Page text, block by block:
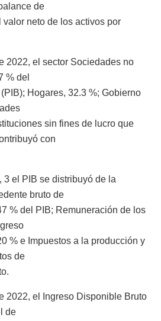
de
neto de los activos por
2022, el sector Sociedades no
% del
Hogares, 32.3 %; Gobierno
sin fines de lucro que
con
3 el PIB se distribuyó de la
bruto de
% del PIB; Remuneración de los
% e Impuestos a la producción y
de
2022, el Ingreso Disponible Bruto
de